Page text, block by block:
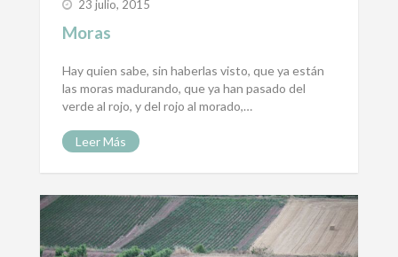
23 julio, 2015
Moras
Hay quien sabe, sin haberlas visto, que ya están
las moras madurando, que ya han pasado del
verde al rojo, y del rojo al morado,…
Leer Más